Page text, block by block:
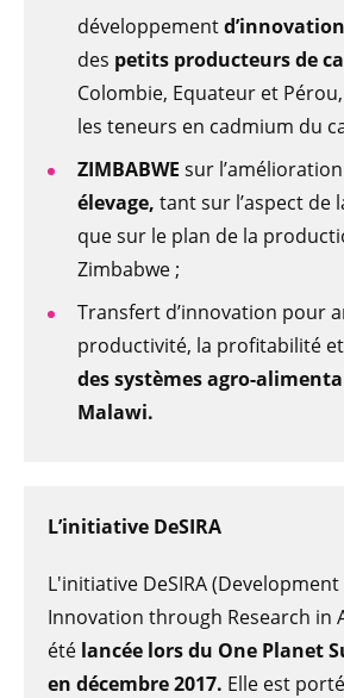
développement
des petits producteurs de
Colombie, Equateur et
les teneurs en cadmium du
ZIMBABWE sur
élevage, tant sur l’aspect de
que sur le plan de la
Zimbabwe ;
Transfert d’innovation pour
productivité, la profitabilité
des systèmes agro-
Malawi.
L’initiative DeSIRA
L'initiative DeSIRA
Innovation through Research in
été lancée lors du One Planet
en décembre 2017. Elle est